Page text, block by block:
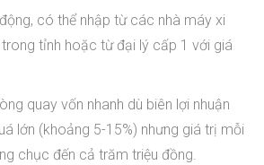
có thể nhập từ các nhà máy xi
tỉnh hoặc từ đại lý cấp 1 với giá
quay vốn nhanh dù biên lợi nhuận
lớn (khoảng 5-15%) nhưng giá trị mỗi
chục đến cả trăm triệu đồng.